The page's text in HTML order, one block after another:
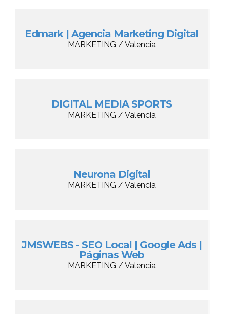
Edmark | Agencia Marketing Digital
MARKETING / Valencia
DIGITAL MEDIA SPORTS
MARKETING / Valencia
Neurona Digital
MARKETING / Valencia
JMSWEBS - SEO Local | Google Ads |
Páginas Web
MARKETING / Valencia